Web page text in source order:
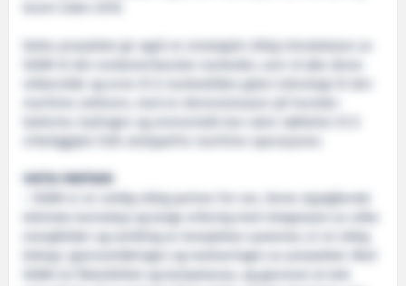
Dette prosjektet gir også en strategisk viktig introduksjon av
rekkevidde og evne til å markedsføre grønn teknologi til den
batterier, hydrogen og ammoniakk kan være nøkkelen til å
virkeliggjøre fullt utslippsfrie maritime operasjoner.
VIKTIG PARTNER
– SEAM er en veldig viktig partner for oss. Deres dyptgående
tekniske kunnskap og lange erfaring med integrasjon av ulike
energikilder og utvikling av komplekse systemer, er et viktig
bidrag i gjennomføringen og realiseringen av prosjektet. Med
SEAM sin fleksibilitet og kompetanse, og gjennom et tett